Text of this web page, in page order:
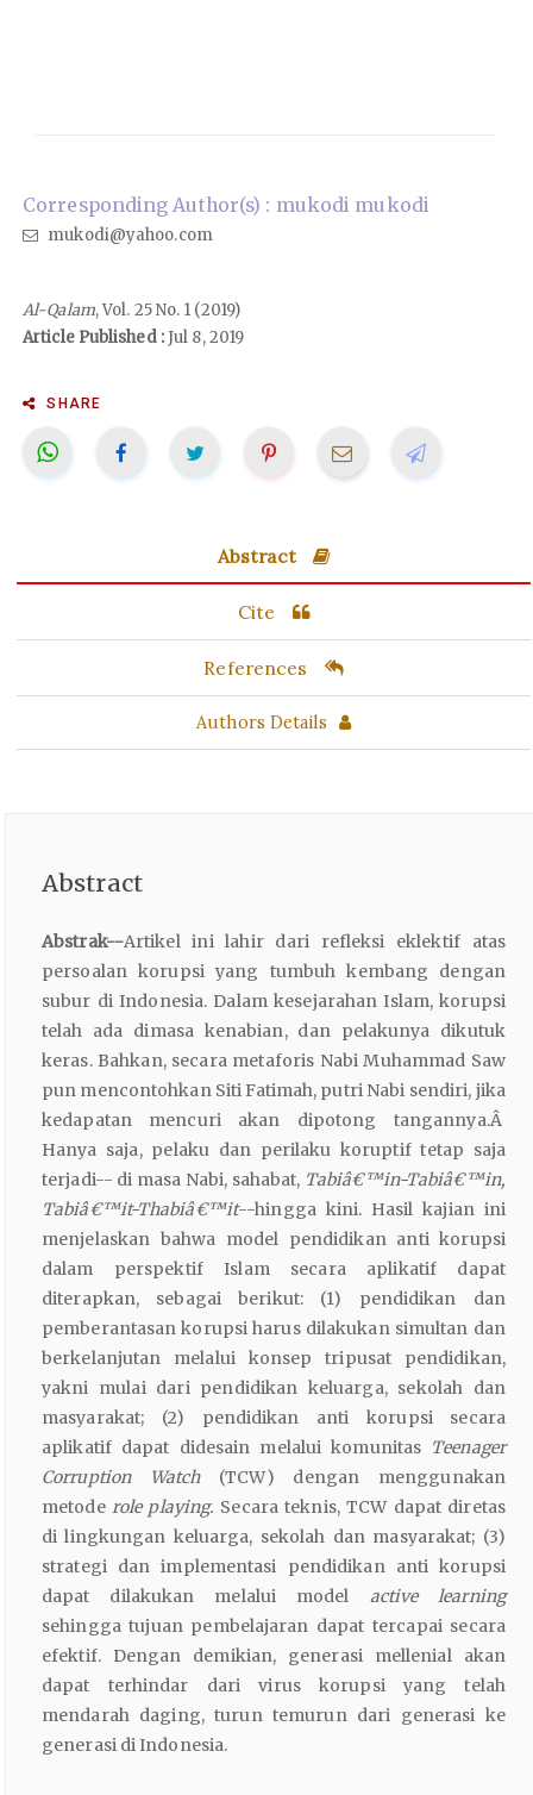
Corresponding Author(s) : mukodi mukodi
mukodi@yahoo.com
Al-Qalam, Vol. 25 No. 1 (2019)
Article Published :Jul 8, 2019
SHARE
Abstract
Cite
References
Authors Details
Abstract
Abstrak--Artikel ini lahir dari refleksi eklektif atas
persoalan korupsi yang tumbuh kembang dengan
subur di Indonesia. Dalam kesejarahan Islam, korupsi
telah ada dimasa kenabian, dan pelakunya dikutuk
keras. Bahkan, secara metaforis Nabi Muhammad Saw
pun mencontohkan Siti Fatimah, putri Nabi sendiri, jika
kedapatan mencuri akan dipotong tangannya.Â
Hanya saja, pelaku dan perilaku koruptif tetap saja
terjadi-- di masa Nabi, sahabat, Tabiâ€™in-Tabiâ€™in,
Tabiâ€™it-Thabiâ€™it--hingga kini. Hasil kajian ini
menjelaskan bahwa model pendidikan anti korupsi
dalam perspektif Islam secara aplikatif dapat
diterapkan, sebagai berikut: (1) pendidikan dan
pemberantasan korupsi harus dilakukan simultan dan
berkelanjutan melalui konsep tripusat pendidikan,
yakni mulai dari pendidikan keluarga, sekolah dan
masyarakat; (2) pendidikan anti korupsi secara
aplikatif dapat didesain melalui komunitas Teenager
Corruption Watch (TCW) dengan menggunakan
metoderole playing. Secara teknis, TCW dapat diretas
di lingkungan keluarga, sekolah dan masyarakat; (3)
strategi dan implementasi pendidikan anti korupsi
dapat dilakukan melalui model active learning
sehingga tujuan pembelajaran dapat tercapai secara
efektif. Dengan demikian, generasi mellenial akan
dapat terhindar dari virus korupsi yang telah
mendarah daging, turun temurun dari generasi ke
generasi di Indonesia.